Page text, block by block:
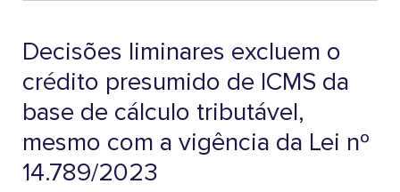
Decisões liminares excluem o
crédito presumido de ICMS da
base de cálculo tributável,
mesmo com a vigência da Lei nº
14.789/2023